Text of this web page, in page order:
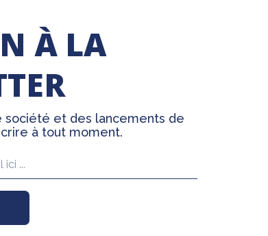
À LA
et des lancements de
à tout moment.